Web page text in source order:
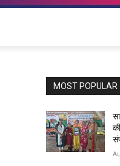
MOST POPULAR